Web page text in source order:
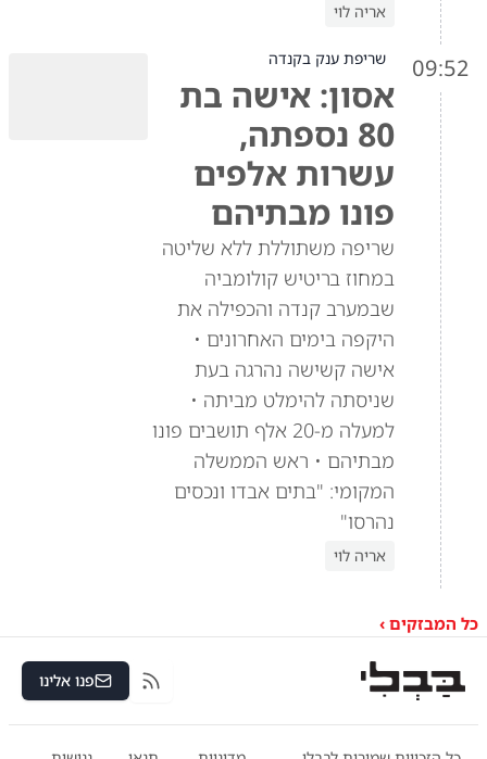
אריה לוי
09:52 שריפת ענק בקנדה
אסון: אישה בת
80 נספתה,
עשרות אלפים
פונו מבתיהם
שריפה משתוללת ללא שליטה
במחוז בריטיש קולומביה
שבמערב קנדה והכפילה את
היקפה בימים האחרונים •
אישה קשישה נהרגה בעת
שניסתה להימלט מביתה •
למעלה מ-20 אלף תושבים פונו
מבתיהם • ראש הממשלה
המקומי: "בתים אבדו ונכסים
נהרסו"
אריה לוי
כל המבזקים ›
RSS פנו אלינו